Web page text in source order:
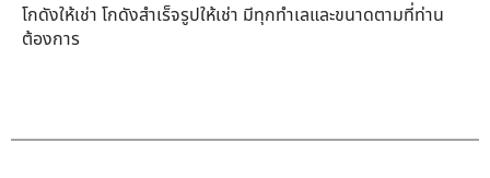
โกดังให้เช่า โกดังสำเร็จรูปให้เช่า มีทุกทำเล​และขนาดตามที่ท่าน
ต้องการ